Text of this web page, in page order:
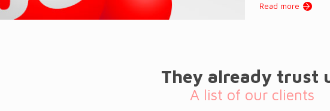
Read more
They already trust
A list of our clients